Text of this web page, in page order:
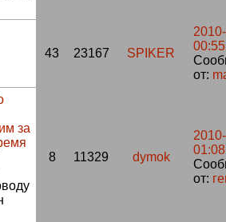
43 23167 SPIKER
00:55
от:
за
8 11329 dymok
01:08
от: